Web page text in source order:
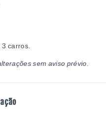
carros.
sem aviso prévio.